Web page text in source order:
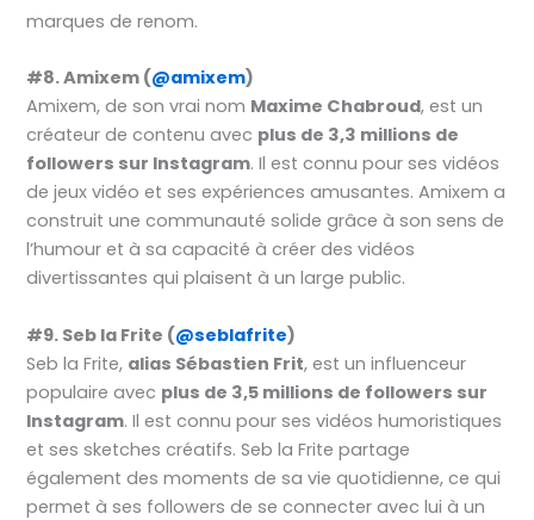
marques de renom.
#8. Amixem (@amixem)
Amixem, de son vrai nom Maxime Chabroud, est un
créateur de contenu avec plus de 3,3 millions de
followers sur Instagram. Il est connu pour ses vidéos
de jeux vidéo et ses expériences amusantes. Amixem a
construit une communauté solide grâce à son sens de
l’humour et à sa capacité à créer des vidéos
divertissantes qui plaisent à un large public.
#9. Seb la Frite (@seblafrite)
Seb la Frite, alias Sébastien Frit, est un influenceur
populaire avec plus de 3,5 millions de followers sur
Instagram. Il est connu pour ses vidéos humoristiques
et ses sketches créatifs. Seb la Frite partage
également des moments de sa vie quotidienne, ce qui
permet à ses followers de se connecter avec lui à un